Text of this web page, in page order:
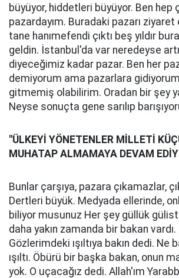
büyüyor, hiddetleri büyüyor. Ben hep
pazardayım. Buradaki pazarı
tane hanımefendi çıktı beş yıldır
geldin. İstanbul'da var neredeyse
diyeceğimiz kadar pazar. Ben her
demiyorum ama pazarlara
gitmemiş olabilirim. Oradan bir şey
Neyse sonuçta gene sarılıp
''ÜLKEYİ YÖNETENLER MİLLETİ
MUHATAP ALMAMAYA DEVAM
Bunlar çarşıya, pazara çıkamazlar,
Dertleri büyük. Medyada ellerinde,
biliyor musunuz Her şey güllük
daha yakın zamanda bir bakan
Gözlerimdeki ışıltıya bakın dedi. Ne
ışıltı. Öbürü bir başka bakan, onun
yok. O uçacağız dedi. Allah'ım